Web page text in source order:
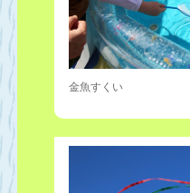
金魚すくい